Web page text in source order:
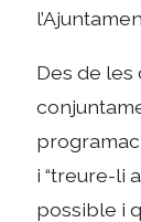
Des de
i “treure-li
possible i